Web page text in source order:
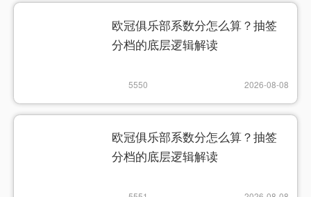
欧冠俱乐部系数分怎么算？抽签
分档的底层逻辑解读
5550 2026-08-08
欧冠俱乐部系数分怎么算？抽签
分档的底层逻辑解读